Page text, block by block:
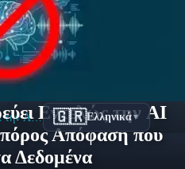
Εντελώς την AI
Απόφαση που
Δεδομένα
Bandcamp Απαγορεύει την AI Μουσική - Πρώτη Μεγάλη Πλατφόρμα 🇬🇷Ελληνικά▼